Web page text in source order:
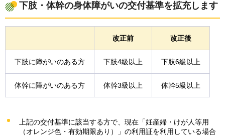
下肢・体幹の身体障がいの交付基準を拡充します
改正前 改正後
下肢に障がいのある方 下肢4級以上 下肢6級以上
体幹に障がいのある方 体幹3級以上 体幹5級以上
上記の交付基準に該当する方で、現在「妊産婦・けが人等用
（オレンジ色・有効期限あり）」の利用証を利用している場合